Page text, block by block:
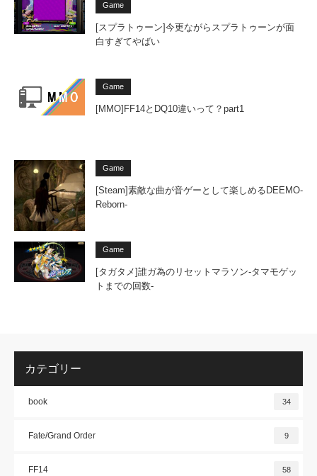
Game
[スプラトゥーン]今更ながらスプラトゥーンが面
白すぎてやばい
Game
[MMO]FF14とDQ10違いって？part1
Game
[Steam]素敵な曲が音ゲーとして楽しめるDEEMO-
Reborn-
Game
[タガタメ]誰ガ為のリセットマラソン-タマモゲッ
トまでの回数-
カテゴリー
book 34
Fate/Grand Order 9
FF14 58